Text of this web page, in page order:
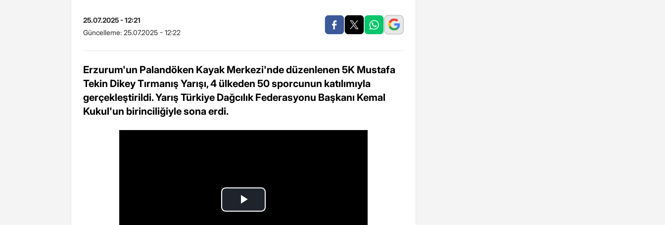
25.07.2025 - 12:21
Güncelleme: 25.07.2025 - 12:22
Erzurum'un Palandöken Kayak Merkezi'nde düzenlenen 5K Mustafa
Tekin Dikey Tırmanış Yarışı, 4 ülkeden 50 sporcunun katılımıyla
gerçekleştirildi. Yarış Türkiye Dağcılık Federasyonu Başkanı Kemal
Kukul'un birinciliğiyle sona erdi.